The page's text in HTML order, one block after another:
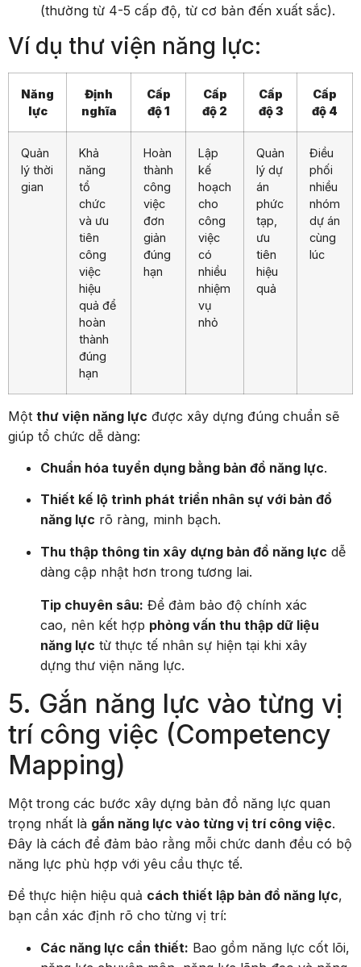
(thường từ 4-5 cấp độ, từ cơ bản đến xuất sắc).
Ví dụ thư viện năng lực:
Năng
lực
Định
nghĩa
Cấp
độ 1
Cấp
độ 2
Cấp
độ 3
Cấp
độ 4
Quản
lý thời
gian
Khả
năng
tổ
chức
và ưu
tiên
công
việc
hiệu
quả để
hoàn
thành
đúng
hạn
Hoàn
thành
công
việc
đơn
giản
đúng
hạn
Lập
kế
hoạch
cho
công
việc
có
nhiều
nhiệm
vụ
nhỏ
Quản
lý dự
án
phức
tạp,
ưu
tiên
hiệu
quả
Điều
phối
nhiều
nhóm
dự án
cùng
lúc
Một thư viện năng lực được xây dựng đúng chuẩn sẽ
giúp tổ chức dễ dàng:
Chuẩn hóa tuyển dụng bằng bản đồ năng lực.
Thiết kế lộ trình phát triển nhân sự với bản đồ
năng lực rõ ràng, minh bạch.
Thu thập thông tin xây dựng bản đồ năng lực dễ
dàng cập nhật hơn trong tương lai.
Tip chuyên sâu: Để đảm bảo độ chính xác
cao, nên kết hợp phỏng vấn thu thập dữ liệu
năng lực từ thực tế nhân sự hiện tại khi xây
dựng thư viện năng lực.
5. Gắn năng lực vào từng vị
trí công việc (Competency
Mapping)
Một trong các bước xây dựng bản đồ năng lực quan
trọng nhất là gắn năng lực vào từng vị trí công việc.
Đây là cách để đảm bảo rằng mỗi chức danh đều có bộ
năng lực phù hợp với yêu cầu thực tế.
Để thực hiện hiệu quả cách thiết lập bản đồ năng lực,
bạn cần xác định rõ cho từng vị trí:
Các năng lực cần thiết: Bao gồm năng lực cốt lõi,